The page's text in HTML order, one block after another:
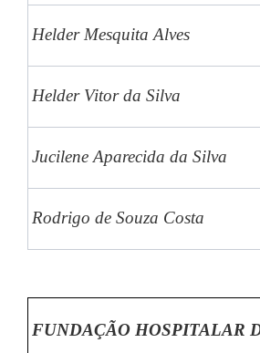
Helder Mesquita Alves
Helder Vitor da Silva
Jucilene Aparecida da Silva
Rodrigo de Souza Costa
FUNDAÇÃO HOSPITALAR